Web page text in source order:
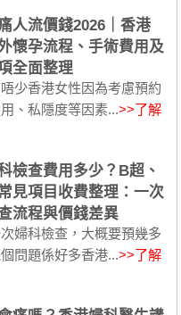
人流價錢2026｜香港
懷孕流程、手術費用及
全面整理
少香港女性因為考慮預約
、私隱度等因素...>>了解
檢查費用多少？B超、
見項目收費整理：一次
流程與價錢差異
次婦科檢查，大概要預幾多
問題係好多香港...>>了解